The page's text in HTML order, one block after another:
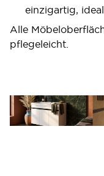
einzigartig,
Alle
pflegeleicht.